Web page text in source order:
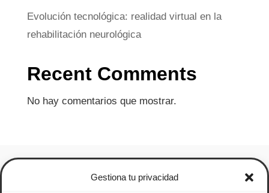
Gestiona tu privacidad
Evolución tecnológica: realidad virtual en la
rehabilitación neurológica
Recent Comments
No hay comentarios que mostrar.